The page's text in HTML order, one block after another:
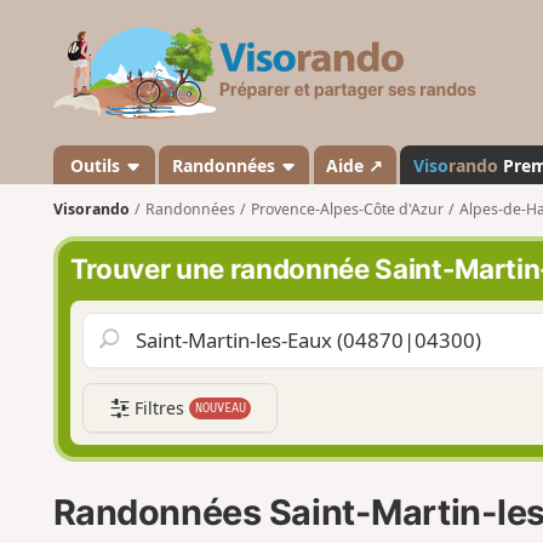
s
a
n
d
o
Outils Randonnées Aide ↗ Visorando
Visorando Randonnées Provence-Alpes-Côte d'Azur Alpes-de-
Trouver une randonnée Saint-
Filtres NOUVEAU
Randonnées Saint-Martin-